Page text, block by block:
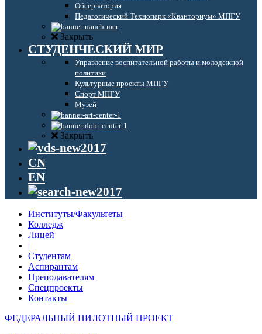
Обсерватория
Педагогический Технопарк «Кванториум» МПГУ
Закрыть
СТУДЕНЧЕСКИЙ МИР
Управление воспитательной работы и молодежной
политики
Культурные проекты МПГУ
Спорт МПГУ
Музей
Закрыть
CN
EN
Институты/Факультеты
Колледж
Лицей
|
Студентам
Аспирантам
Преподавателям
Спецпроекты
Контакты
ФЕДЕРАЛЬНЫЙ ПИЛОТНЫЙ ПРОЕКТ